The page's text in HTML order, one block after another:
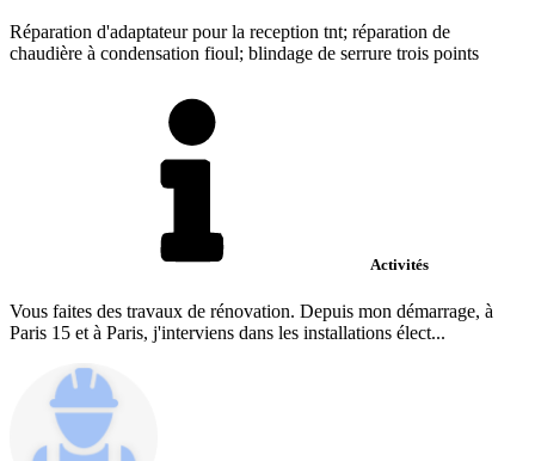
Réparation d'adaptateur pour la reception tnt; réparation de
chaudière à condensation fioul; blindage de serrure trois points
Activités
Vous faites des travaux de rénovation. Depuis mon démarrage, à
Paris 15 et à Paris, j'interviens dans les installations élect...